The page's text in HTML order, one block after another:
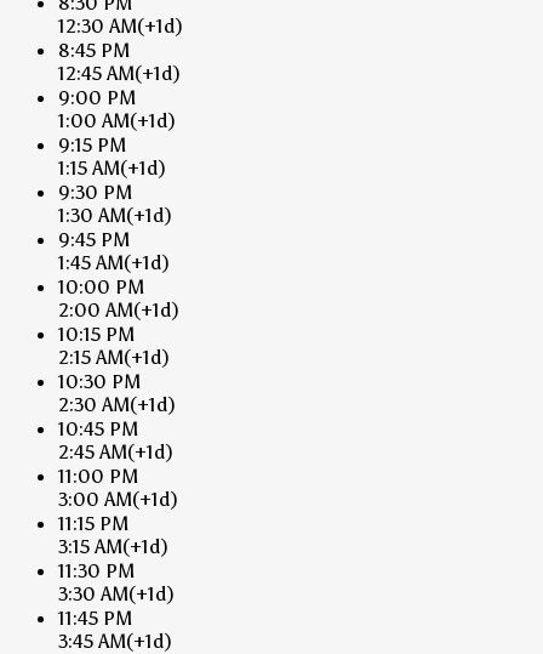
12:30 AM(+1d)
8:45 PM
12:45 AM(+1d)
9:00 PM
1:00 AM(+1d)
9:15 PM
1:15 AM(+1d)
9:30 PM
1:30 AM(+1d)
9:45 PM
1:45 AM(+1d)
10:00 PM
2:00 AM(+1d)
10:15 PM
2:15 AM(+1d)
10:30 PM
2:30 AM(+1d)
10:45 PM
2:45 AM(+1d)
11:00 PM
3:00 AM(+1d)
11:15 PM
3:15 AM(+1d)
11:30 PM
3:30 AM(+1d)
11:45 PM
3:45 AM(+1d)